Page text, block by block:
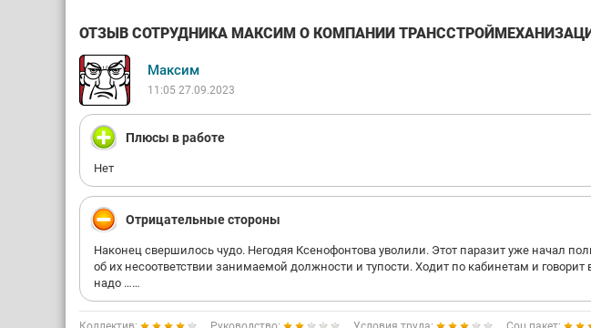
ОТЗЫВ СОТРУДНИКА МАКСИМ О КОМПАНИИ
Максим
11:05 27.09.2023
Плюсы в работе
Нет
Отрицательные стороны
Наконец свершилось чудо. Негодяя Ксенофонтова уволили. Этот паразит уже начал
об их несоответствии занимаемой должности и тупости. Ходит по кабинетам и
надо ……